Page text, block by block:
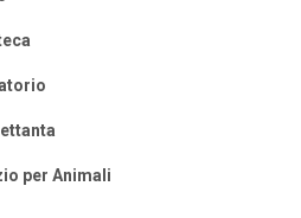
per Animali